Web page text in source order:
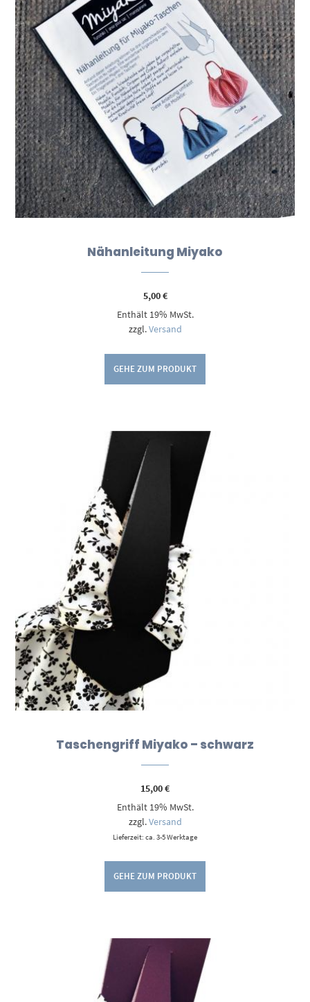
Nähanleitung Miyako
5,00€
Enthält 19% MwSt.
zzgl.Versand
GEHE ZUM PRODUKT
Taschengriff Miyako – schwarz
15,00€
Enthält 19% MwSt.
zzgl.Versand
Lieferzeit: ca. 3-5 Werktage
GEHE ZUM PRODUKT